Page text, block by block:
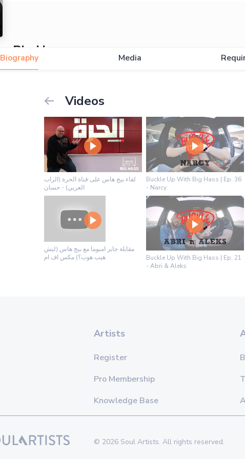
Big Hass
Biography Media
Videos
لقاء بيج هاس على قناة الحرة (الراب
العربي) - حسان
Buckle Up With Big Hass | Ep. 36
- Narcy
مقابلة جابر امبوما مع بيج هاس (ليش
هيب هوب؟) مكس اف ام
Buckle Up With Big Hass | Ep. 21
- Abri & Aleks
Artists
Register
Pro Membership
Knowledge Base
© 2026 Soul Artists. All rights reserved.